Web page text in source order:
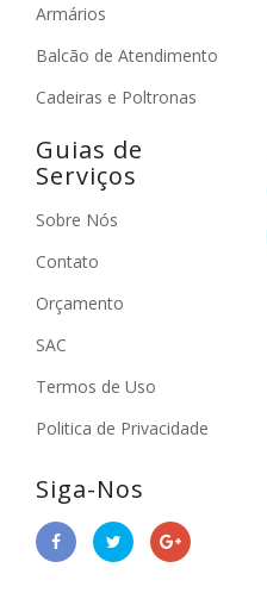
Armários
Balcão de Atendimento
Cadeiras e Poltronas
Guias de
Serviços
Sobre Nós
Contato
Orçamento
SAC
Termos de Uso
Politica de Privacidade
Siga-Nos